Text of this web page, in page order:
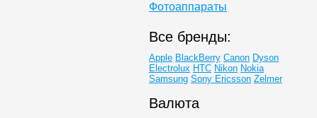
Фотоаппараты
Все бренды:
Apple BlackBerry Canon Dyson
Electrolux HTC Nikon Nokia
Samsung Sony Ericsson Zelmer
Валюта